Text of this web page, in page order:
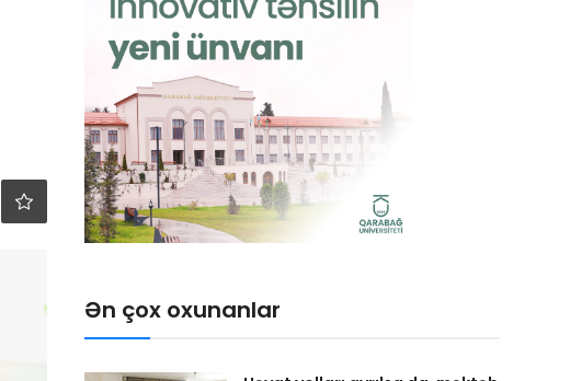
Ən çox oxunanlar